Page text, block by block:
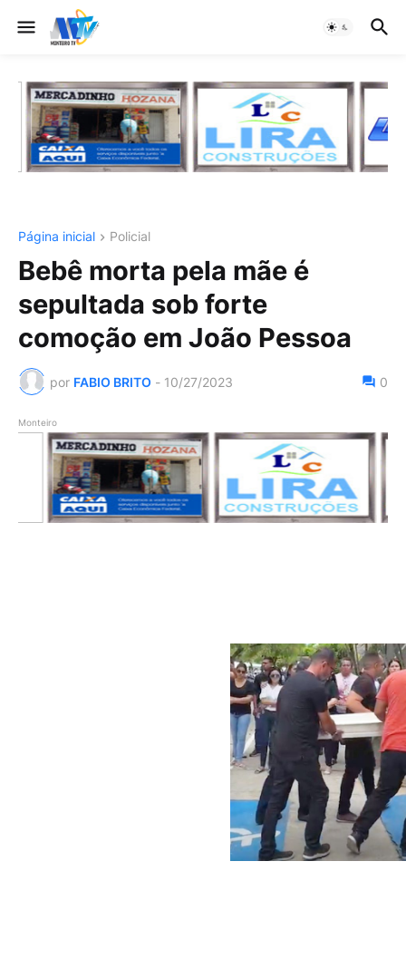
Página inicial Policial
Bebê morta pela mãe é
sepultada sob forte
comoção em João Pessoa
por FABIO BRITO - 10/27/2023 0
Monteiro